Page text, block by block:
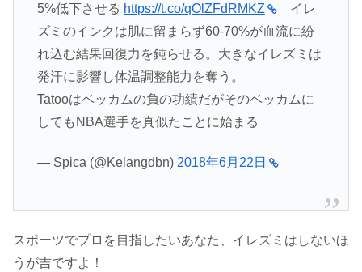
5%低下させる https://t.co/qOlZFdRMKZ
イレ
ズミのインクは肌に留まらず60-70%が血流に紛
れ込む結果回復力を鈍らせる。大きなイレズミは
発汗に影響し体温調整能力を奪う。
Tatooはベッカムの負の功績だがそのベッカムに
してもNBA選手を真似たことに始まる
— Spica (@Kelangdbn) 2018年6月22日
スポーツでプロを目指したいあなた、イレズミはしないほ
うが吉ですよ！